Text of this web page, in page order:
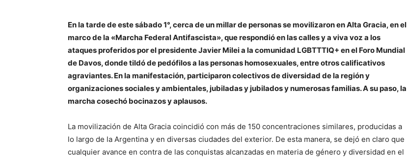
En la tarde de este sábado 1°, cerca de un millar de personas se movilizaron en Alta Gracia, en el
marco de la «Marcha Federal Antifascista», que respondió en las calles y a viva voz a los
ataques proferidos por el presidente Javier Milei a la comunidad LGBTTTIQ+ en el Foro Mundial
de Davos, donde tildó de pedófilos a las personas homosexuales, entre otros calificativos
agraviantes. En la manifestación, participaron colectivos de diversidad de la región y
organizaciones sociales y ambientales, jubiladas y jubilados y numerosas familias. A su paso, la
marcha cosechó bocinazos y aplausos.
La movilización de Alta Gracia coincidió con más de 150 concentraciones similares, producidas a
lo largo de la Argentina y en diversas ciudades del exterior. De esta manera, se dejó en claro que
cualquier avance en contra de las conquistas alcanzadas en materia de género y diversidad en el